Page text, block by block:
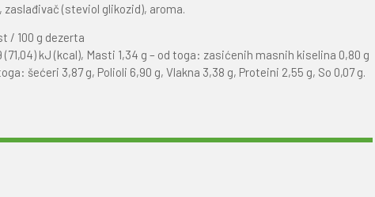
(steviol glikozid), aroma.
/ 100 g dezerta
kJ (kcal), Masti 1,34 g – od toga: zasićenih masnih kiselina 0,80 g
šećeri 3,87 g, Polioli 6,90 g, Vlakna 3,38 g, Proteini 2,55 g, So 0,07 g.